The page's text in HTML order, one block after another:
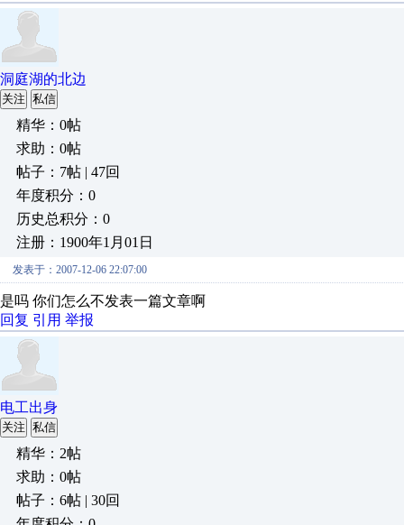
洞庭湖的北边
关注 私信
精华：0帖
求助：0帖
帖子：7帖 | 47回
年度积分：0
历史总积分：0
注册：1900年1月01日
发表于：2007-12-06 22:07:00
是吗 你们怎么不发表一篇文章啊
回复 引用 举报
电工出身
关注 私信
精华：2帖
求助：0帖
帖子：6帖 | 30回